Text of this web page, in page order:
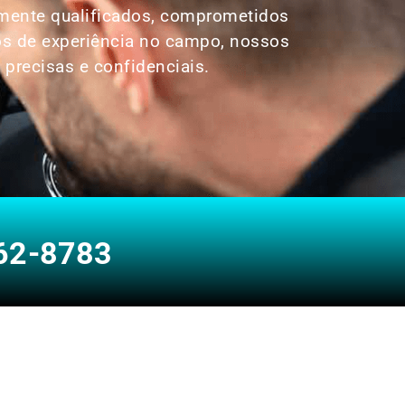
qualificados, comprometidos
de experiência no campo, nossos
e confidenciais.
8783